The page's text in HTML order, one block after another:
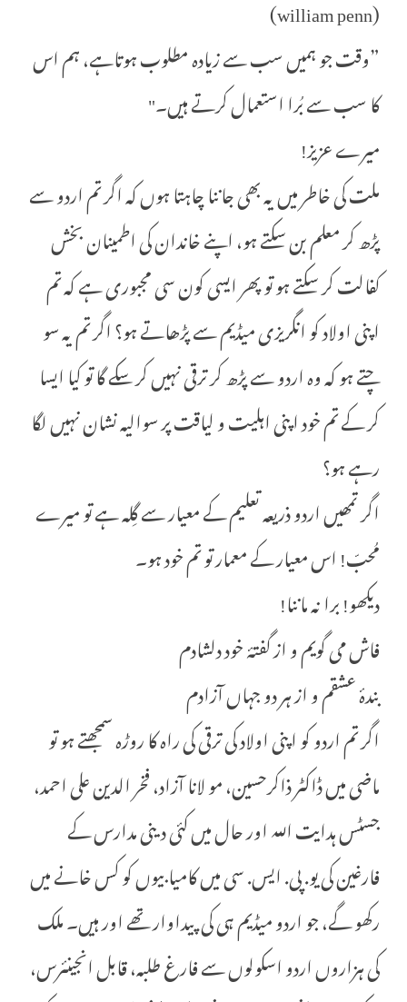
(william penn)
”وقت جو ہمیں سب سے زیادہ مطلوب ہوتاہے، ہم اس
کا سب سے بُرا استعمال کرتے ہیں۔"
میرے عزیز!
ملت کی خاطر میں یہ بھی جاننا چاہتا ہوں کہ اگر تم اردو سے
پڑھ کر معلم بن سکتے ہو، اپنے خاندان کی اطمینان بخش
کفالت کر سکتے ہو تو پھر ایسی کون سی مجبوری ہے کہ تم
اپنی اولاد کو انگریزی میڈیم سے پڑھاتے ہو؟ اگر تم یہ سو
چتے ہو کہ وہ اردو سے پڑھ کر ترقی نہیں کر سکے گا تو کیا ایسا
کر کے تم خود اپنی اہلیت و لیاقت پر سوالیہ نشان نہیں لگا
رہے ہو؟
اگر تمھیں اردو ذریعہ تعلیم کے معیار سے گِلہ ہے تو میرے
مُحبّ! اس معیار کے معمار تو تم خود ہو۔
دیکھو! برا نہ ماننا!
فاش می گویم و از گفتۂ خود دلشادم
بندۂ عشقم و از ہر دو جہاں آزادم
اگر تم اردو کو اپنی اولاد کی ترقی کی راہ کا روڑہ سمجھتے ہو تو
ماضی میں ڈاکٹر ذاکرحسین، مو لانا آزاد، فخر الدین علی احمد،
جسٹس ہدایت اللہ اور حال میں کئی دینی مدارس کے
فارغین کی یو. پی. ایس. سی میں کامیابیوں کو کس خانے میں
رکھو گے، جو اردو میڈیم ہی کی پیداوار تھے اور ہیں۔ ملک
کی ہزاروں اردو اسکولوں سے فارغ طلبہ، قابل انجینئرس،